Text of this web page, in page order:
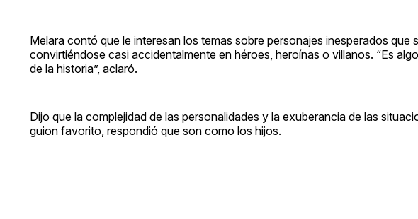
Melara contó que le interesan los temas sobre personajes inesperados
convirtiéndose casi accidentalmente en héroes, heroínas o villanos. “Es
de la historia”, aclaró.
Dijo que la complejidad de las personalidades y la exuberancia de las
guion favorito, respondió que son como los hijos.